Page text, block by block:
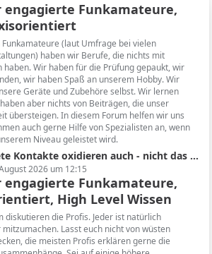
engagierte Funkamateure,
(laut Umfrage bei vielen
haben wir Berufe, die nichts mit
haben. Wir haben für die Prüfung gepaukt, wir
wir haben Spaß an unserem Hobby. Wir
Geräte und Zubehöre selbst. Wir lernen
aber nichts von Beiträgen, die unser
übersteigen. In diesem Forum helfen wir uns
auch gerne Hilfe von Spezialisten an, wenn
Niveau geleistet wird.
oxidieren auch - nicht das Gold sondern das Kupfer
2026 um 12:15
engagierte Funkamateure,
High Level Wissen
diskutieren die Profis. Jeder ist natürlich
Lasst euch nicht von wüsten
die meisten Profis erklären gerne die